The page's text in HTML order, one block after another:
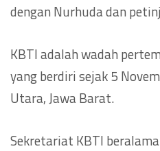
dengan Nurhuda dan
KBTI adalah wadah
yang berdiri sejak 5
Utara, Jawa Barat.
Sekretariat KBTI